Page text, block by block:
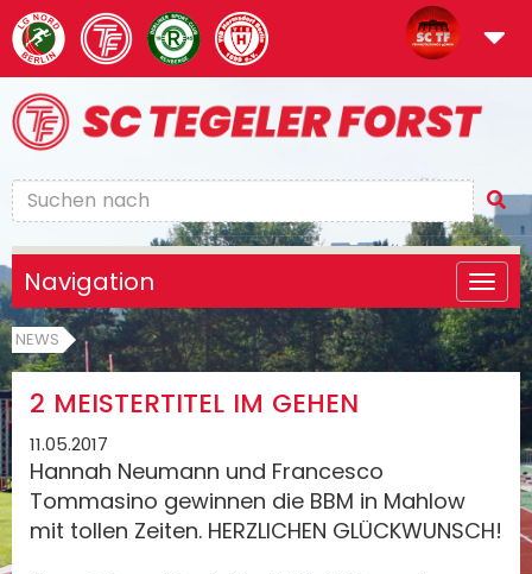
Navigation
NEWS
2 MEISTERTITEL IM GEHEN
11.05.2017
Hannah Neumann und Francesco
Tommasino gewinnen die BBM in Mahlow
mit tollen Zeiten. HERZLICHEN GLÜCKWUNSCH!